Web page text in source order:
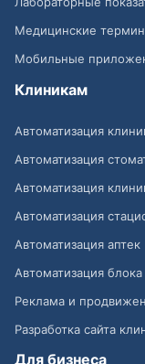
Медицинские
Мобильные
Клиникам
Автоматизация
Автоматизация
Автоматизация
Автоматизация
Автоматизация аптек
Автоматизация
Реклама и
Разработка сайта
Для бизнеса